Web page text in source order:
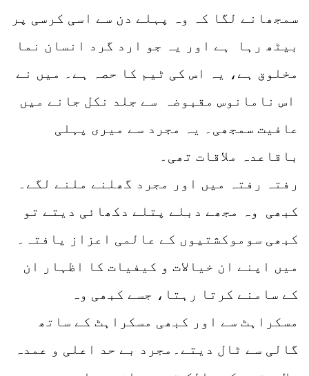
سمجھانے لگا کہ وہ پہلے دن سے اسی کرسی پر
بیٹھ رہا ہے اور یہ جو ارد گرد انسان نما
مخلوق ہے، یہ اس کی ٹیم کا حصہ ہے۔ میں نے
اس نامانوس مقبوضہ سے جلد نکل جانے میں
عافیت سمجھی۔ یہ مجرد سے میری پہلی
باقاعدہ ملاقات تھی۔
رفتہ رفتہ میں اور مجرد گھلنے ملنے لگے۔
کبھی وہ مجھے دبلے پتلے دکھائی دیتے تو
کبھی سوموکشتیوں کے عالمی اعزاز یافتہ۔
میں اپنے ان خیالات و کیفیات کا اظہار ان
کے سامنے کرتا رہتا، جسے کبھی وہ
مسکراہٹ سے اور کبھی مسکراہٹ کے ساتھ
گالی سے ٹال دیتے۔مجرد بے حد اعلی و عمدہ